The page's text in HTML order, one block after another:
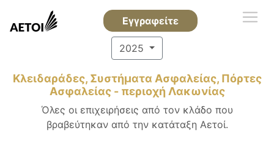
Εγγραφείτε
2025
Κλειδαράδες, Συστήματα Ασφαλείας, Πόρτες
Ασφαλείας - περιοχή Λακωνίας
Όλες οι επιχειρήσεις από τον κλάδο που
βραβεύτηκαν από την κατάταξη Αετοί.